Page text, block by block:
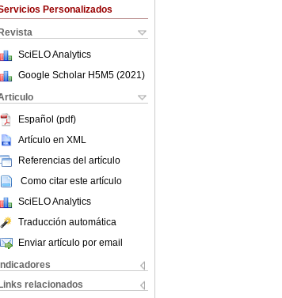
Personalizados
Revista
SciELO Analytics
Google Scholar H5M5 (2021 )
Español (pdf)
Artículo en XML
Referencias del artículo
Como citar este artículo
SciELO Analytics
Traducción automática
Enviar artículo por email
Indicadores
Links relacionados